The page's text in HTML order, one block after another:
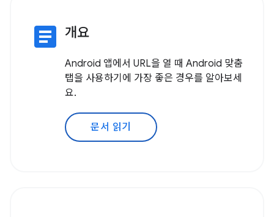
article 개요
Android 앱에서 URL을 열 때 Android 맞춤
탭을 사용하기에 가장 좋은 경우를 알아보세
요.
문서 읽기